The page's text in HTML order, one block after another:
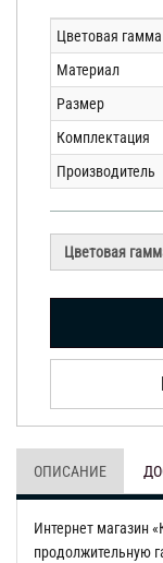
Цветовая гамма
Материал
Размер
Комплектация
Производитель
Цветовая
ОПИСАНИЕ
Интернет магазин
продолжительную